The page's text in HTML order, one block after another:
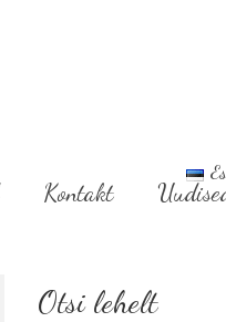
Kontakt
Otsi lehelt